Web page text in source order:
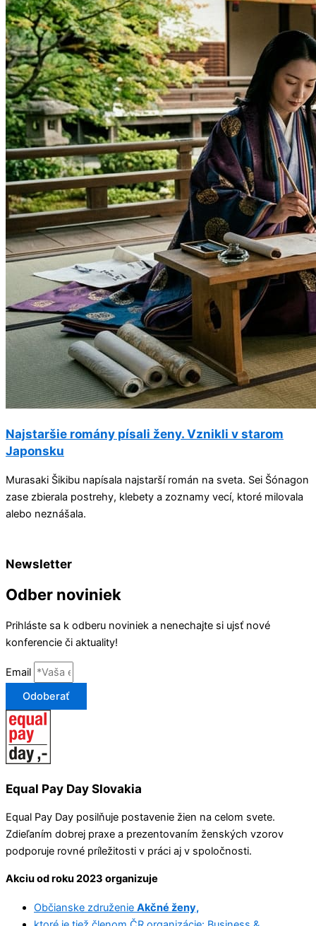
Najstaršie romány písali ženy. Vznikli v starom
Japonsku
Murasaki Šikibu napísala najstarší román na sveta. Sei Šónagon
zase zbierala postrehy, klebety a zoznamy vecí, ktoré milovala
alebo neznášala.
Newsletter
Odber noviniek
Prihláste sa k odberu noviniek a nenechajte si ujsť nové
konferencie či aktuality!
Email
Odoberať
Equal Pay Day Slovakia
Equal Pay Day posilňuje postavenie žien na celom svete.
Zdieľaním dobrej praxe a prezentovaním ženských vzorov
podporuje rovné príležitosti v práci aj v spoločnosti.
Akciu od roku 2023 organizuje
Občianske združenie Akčné ženy,